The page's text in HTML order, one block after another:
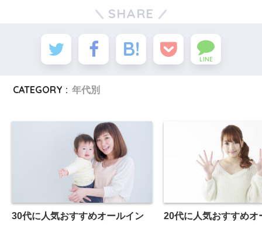
SHARE
LINE
CATEGORY : 年代別
30代に人気おすすめオールイン
20代に人気おすすめオ